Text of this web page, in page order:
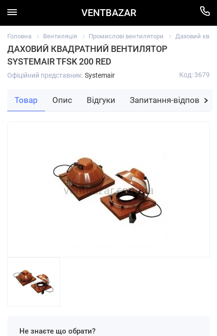
VENTBAZAR
Головна Вентиляція Промислові вентилятори Даховий
ДАХОВИЙ КВАДРАТНИЙ ВЕНТИЛЯТОР
SYSTEMAIR TFSK 200 RED
Офіційний представник:Systemair Код: 3679
Не знаєте що обрати?
Товар Опис Відгуки Запитання-відповідь